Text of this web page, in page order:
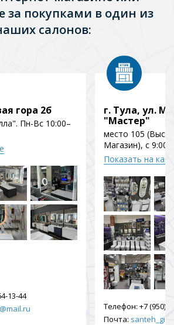
за покупками в один из
салонов:
гора 2б
Пн-Вс 10:00–
13-44
г. Тула, ул.
"Мастер"
место 105
Магазин), с 9:00
Показать на
Телефон: +7 (950)
Почта: